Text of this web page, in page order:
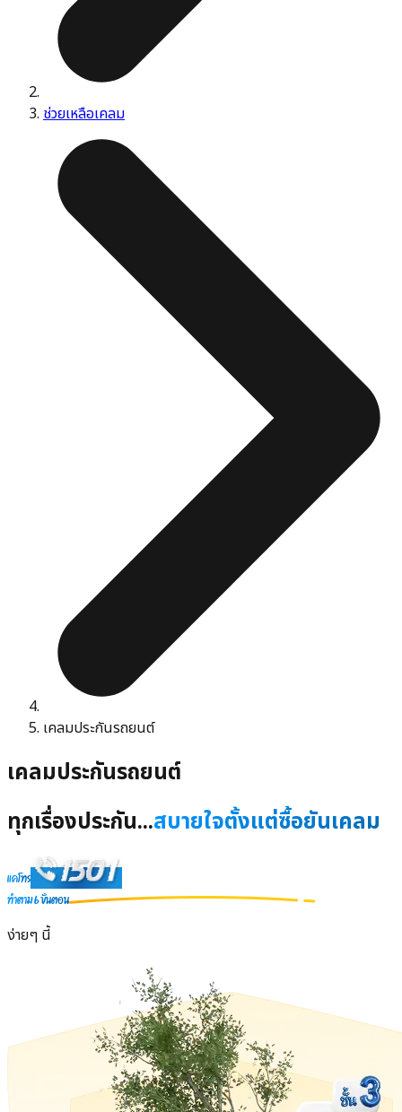
ช่วยเหลือเคลม
เคลมประกันรถยนต์
เคลมประกันรถยนต์
ทุกเรื่องประกัน...สบายใจตั้งแต่ซื้อยันเคลม
แค่โทร
ทำตาม 6 ขั้นตอน
ง่ายๆ นี้